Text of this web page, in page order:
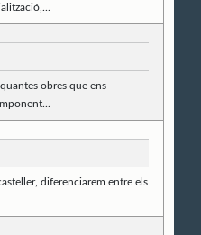
obres que ens
diferenciarem entre els